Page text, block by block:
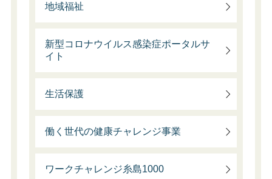
地域福祉
新型コロナウイルス感染症ポータルサ
イト
生活保護
働く世代の健康チャレンジ事業
ワークチャレンジ糸島1000